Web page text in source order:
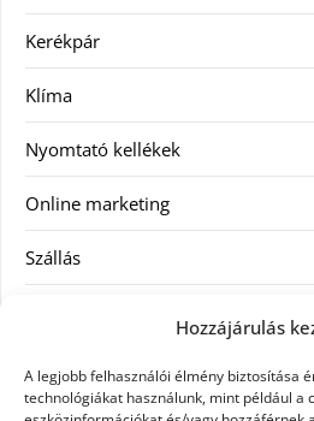
Hozzájárulás
A legjobb felhasználói élmény biztosítása
technológiákat használunk, mint például a
Kerékpár
Klíma
Nyomtató kellékek
Online marketing
Szállás
Szellőztető